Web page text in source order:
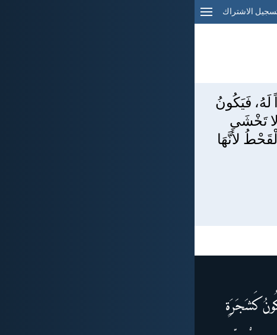
الاشتراك
فَيَكُونُ
تَخْشَى
لأَنَّهَا